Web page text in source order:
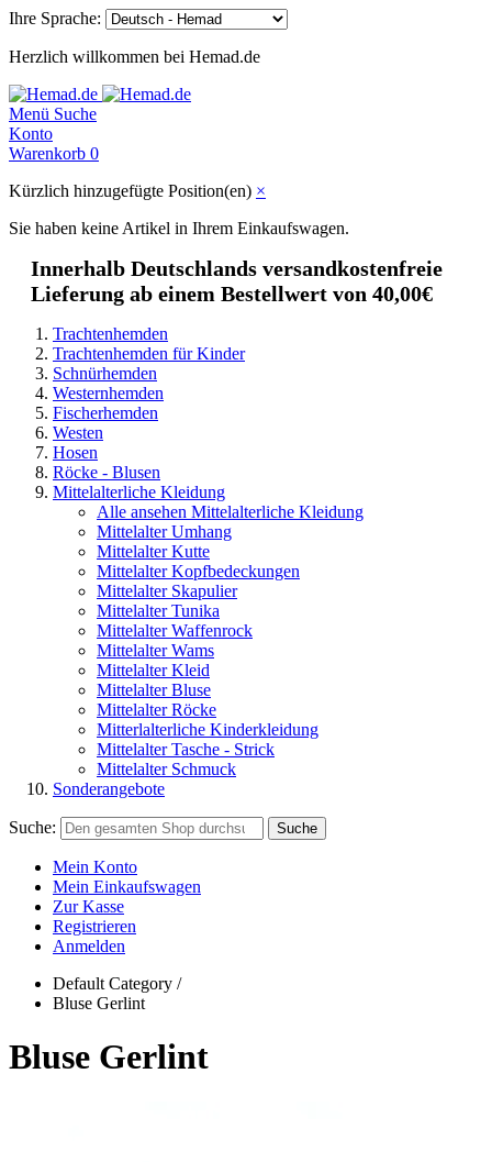
Ihre Sprache:
Herzlich willkommen bei Hemad.de
Menü Suche
Konto
Warenkorb 0
Kürzlich hinzugefügte Position(en) ×
Sie haben keine Artikel in Ihrem Einkaufswagen.
Innerhalb Deutschlands versandkostenfreie
Lieferung ab einem Bestellwert von 40,00€
Trachtenhemden
Trachtenhemden für Kinder
Schnürhemden
Westernhemden
Fischerhemden
Westen
Hosen
Röcke - Blusen
Mittelalterliche Kleidung
Alle ansehen Mittelalterliche Kleidung
Mittelalter Umhang
Mittelalter Kutte
Mittelalter Kopfbedeckungen
Mittelalter Skapulier
Mittelalter Tunika
Mittelalter Waffenrock
Mittelalter Wams
Mittelalter Kleid
Mittelalter Bluse
Mittelalter Röcke
Mitterlalterliche Kinderkleidung
Mittelalter Tasche - Strick
Mittelalter Schmuck
Sonderangebote
Suche: Suche
Mein Konto
Mein Einkaufswagen
Zur Kasse
Registrieren
Anmelden
Default Category /
Bluse Gerlint
Bluse Gerlint